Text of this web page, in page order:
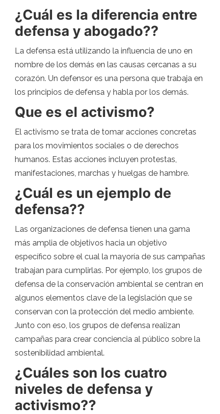
¿Cuál es la diferencia entre
defensa y abogado??
La defensa está utilizando la influencia de uno en
nombre de los demás en las causas cercanas a su
corazón. Un defensor es una persona que trabaja en
los principios de defensa y habla por los demás.
Que es el activismo?
El activismo se trata de tomar acciones concretas
para los movimientos sociales o de derechos
humanos. Estas acciones incluyen protestas,
manifestaciones, marchas y huelgas de hambre.
¿Cuál es un ejemplo de
defensa??
Las organizaciones de defensa tienen una gama
más amplia de objetivos hacia un objetivo
específico sobre el cual la mayoría de sus campañas
trabajan para cumplirlas. Por ejemplo, los grupos de
defensa de la conservación ambiental se centran en
algunos elementos clave de la legislación que se
conservan con la protección del medio ambiente.
Junto con eso, los grupos de defensa realizan
campañas para crear conciencia al público sobre la
sostenibilidad ambiental.
¿Cuáles son los cuatro
niveles de defensa y
activismo??